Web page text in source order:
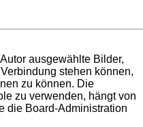
ausgewählte Bilder,
stehen können,
zu können. Die
zu verwenden, hängt von
die Board-Administration